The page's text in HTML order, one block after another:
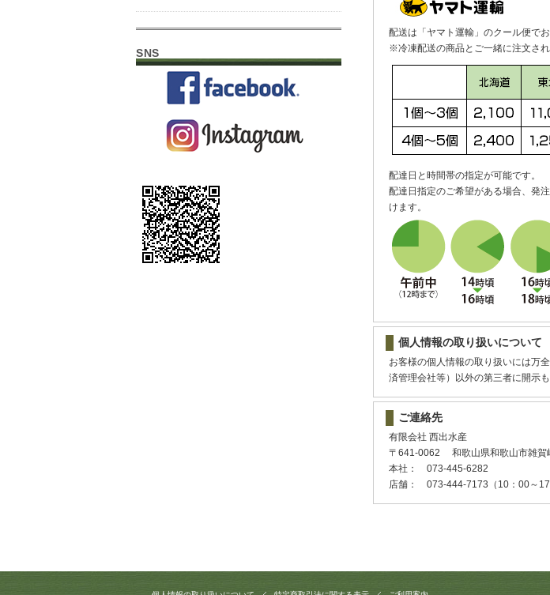
配送は「ヤマト運輸」のクール便で
※冷凍配送の商品とご一緒に注文さ
配達日と時間帯の指定が可能です。
配達日指定のご希望がある場合、発
けます。
個人情報の取り扱いについて
お客様の個人情報の取り扱いには万
済管理会社等）以外の第三者に開示
ご連絡先
有限会社 西出水産
〒641‐0062 和歌山県和歌山市雑賀
本社： 073‐445‐6282
店舗： 073‐444‐7173（10：00～17
SNS